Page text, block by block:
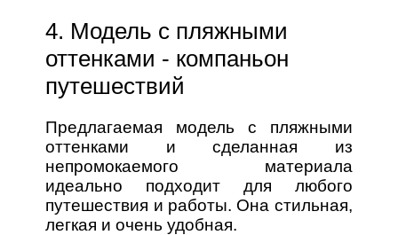
4. Модель с пляжными
оттенками - компаньон
путешествий
Предлагаемая модель с пляжными
оттенками и сделанная из
непромокаемого материала
идеально подходит для любого
путешествия и работы. Она стильная,
легкая и очень удобная.